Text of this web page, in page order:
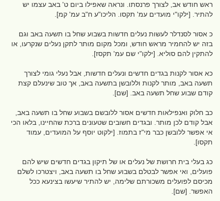
ראש חודש אב, לצורך פרנסתו. ונראה שאפילו ביום ט' באב עצמו יש
להתיר. [ילקו"י מועדים עמ' תקסו. הליכו"ע ח"ב עמ' קמ].
כ אסור לסנדלר לעשות נעלים חדשות בשבוע שחל בו תשעה באב וגם
בזה יש להחמיר מראש חודש, ומכל מקום מותר לתקן נעלים שנקרעו, או
להתקין להם סוליא. [ילקו"י שם עמ' תקסז].
כא אסור לקנות בגדים חדשים ונעלים חדשות, אבל נעלי גומי לצורך
תשעה באב, מותר לקנות וללובשן בתשעה באב, אך טוב שינעלם קצת
קודם שבוע שחל תשעה באב. [שם].
כב חלוק ואנפילאות חדשים אסור ללובשם בשבוע שחל בו תשעה באב,
אבל קודם לכן מותר. ובגדים חשובים שטעונים ברכת שהחיינו, בלאו הכי
אי אפשר ללובשן כבר מי"ז בתמוז. [ילקוט יוסף על המועדים, עמוד
תקסו].
כג בעלי בית חרושת של נעלים או של תיקון בגדים חדשים שיש להם
פועלים, ואי אפשר לבטלם בשבוע שחל בו תשעה באב, ויצטרכו לשלם
מכיסם לפועלים משכורתם שלימה, יש להתיר שיעשו בצינעא ככל
האפשר. [שם].